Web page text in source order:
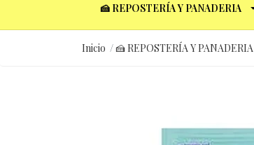
🍰 REPOSTERÍA Y PANADERIA
Inicio 🍰 REPOSTERÍA Y PANADERIA